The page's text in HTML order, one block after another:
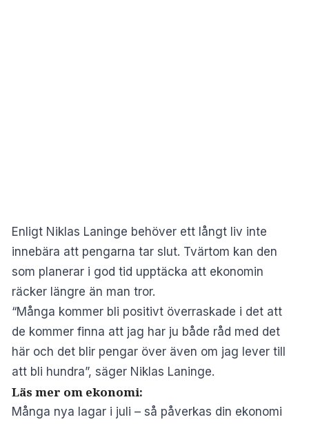
Enligt Niklas Laninge behöver ett långt liv inte
innebära att pengarna tar slut. Tvärtom kan den
som planerar i god tid upptäcka att ekonomin
räcker längre än man tror.
“Många kommer bli positivt överraskade i det att
de kommer finna att jag har ju både råd med det
här och det blir pengar över även om jag lever till
att bli hundra”, säger Niklas Laninge.
Läs mer om ekonomi:
Många nya lagar i juli – så påverkas din ekonomi